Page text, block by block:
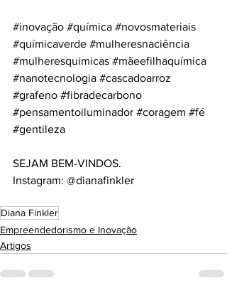
#inovação #química #novosmateriais
#químicaverde #mulheresnaciência
#mulheresquimicas #mãeefilhaquímica
#nanotecnologia #cascadoarroz
#grafeno #fibradecarbono
#pensamentoiluminador #coragem #fé
#gentileza
SEJAM BEM-VINDOS.
Instagram: @dianafinkler
Diana Finkler
Empreendedorismo e Inovação
Artigos